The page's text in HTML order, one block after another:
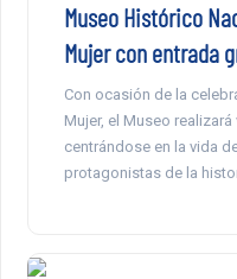
Museo Histórico
Mujer con entrada
Con ocasión de la
Mujer, el Museo
centrándose en la vida
protagonistas de la